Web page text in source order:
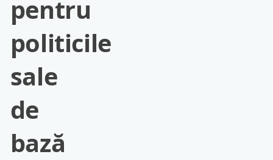
pentru
politicile
sale
de
bază